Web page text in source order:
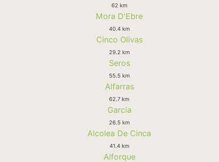
62 km
Mora D'Ebre
40.4 km
Cinco Olivas
29.2 km
Seros
55.5 km
Alfarras
62.7 km
Garcia
26.5 km
Alcolea De Cinca
41.4 km
Alforque